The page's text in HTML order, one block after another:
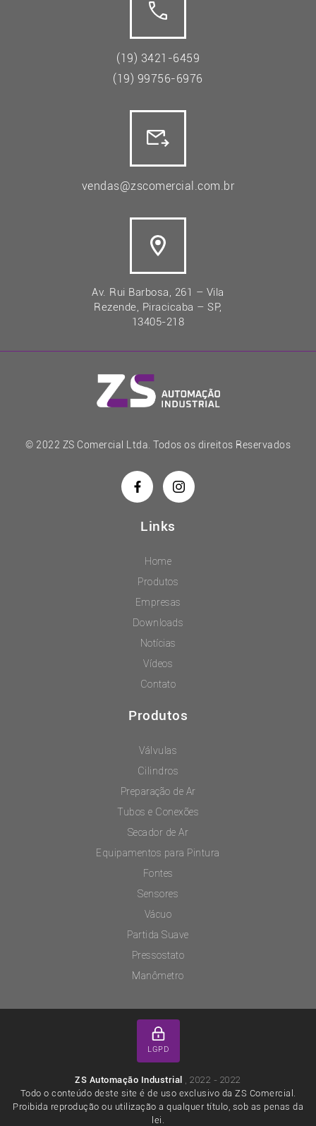
(19) 3421-6459
(19) 99756-6976
vendas@zscomercial.com.br
Av. Rui Barbosa, 261 – Vila
Rezende, Piracicaba – SP,
13405-218
© 2022 ZS Comercial Ltda. Todos os direitos Reservados
Links
Home
Produtos
Empresas
Downloads
Notícias
Vídeos
Contato
Produtos
Válvulas
Cilindros
Preparação de Ar
Tubos e Conexões
Secador de Ar
Equipamentos para Pintura
Fontes
Sensores
Vácuo
Partida Suave
Pressostato
Manômetro
LGPD
ZS Automação Industrial , 2022 - 2022
Todo o conteúdo deste site é de uso exclusivo da ZS Comercial.
Proibida reprodução ou utilização a qualquer título, sob as penas da
lei.